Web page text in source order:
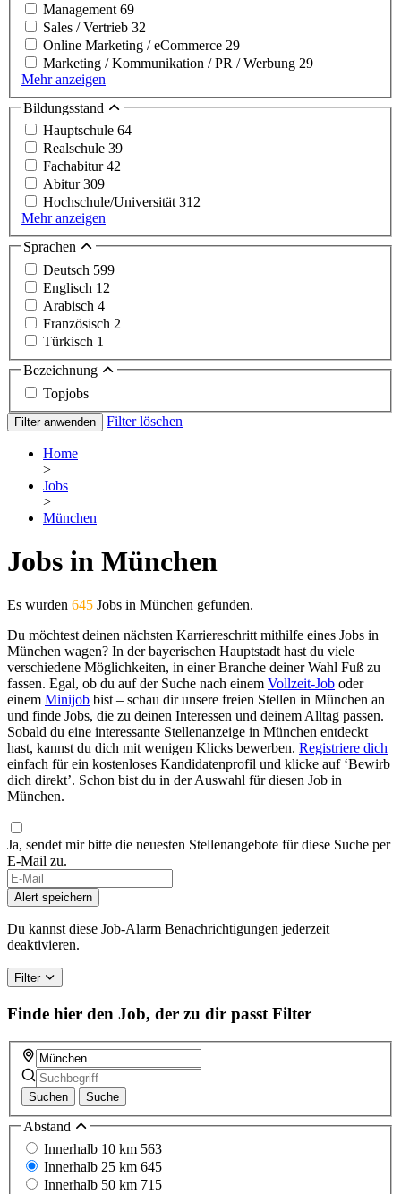
Management 69
Sales / Vertrieb 32
Online Marketing / eCommerce 29
Marketing / Kommunikation / PR / Werbung 29
Mehr anzeigen
Bildungsstand
Hauptschule 64
Realschule 39
Fachabitur42
Abitur309
Hochschule/Universität312
Mehr anzeigen
Sprachen
Deutsch 599
Englisch 12
Arabisch 4
Französisch 2
Türkisch 1
Bezeichnung
Topjobs
Filter anwenden Filter löschen
Home
>
Jobs
>
München
Jobs in München
Es wurden 645 Jobs in München gefunden.
Du möchtest deinen nächsten Karriereschritt mithilfe eines Jobs in
München wagen? In der bayerischen Hauptstadt hast du viele
verschiedene Möglichkeiten, in einer Branche deiner Wahl Fuß zu
fassen. Egal, ob du auf der Suche nach einem Vollzeit-Job oder
einem Minijob bist – schau dir unsere freien Stellen in München an
und finde Jobs, die zu deinen Interessen und deinem Alltag passen.
Sobald du eine interessante Stellenanzeige in München entdeckt
hast, kannst du dich mit wenigen Klicks bewerben. Registriere dich
einfach für ein kostenloses Kandidatenprofil und klicke auf ‘Bewirb
dich direkt’. Schon bist du in der Auswahl für diesen Job in
München.
Ja, sendet mir bitte die neuesten Stellenangebote für diese Suche per
E-Mail zu.
Alert speichern
Du kannst diese Job-Alarm Benachrichtigungen jederzeit
deaktivieren.
Filter
Finde hier den Job, der zu dir passt Filter
Suchen Suche
Abstand
Innerhalb 10 km 563
Innerhalb 25 km 645
Innerhalb 50 km 715